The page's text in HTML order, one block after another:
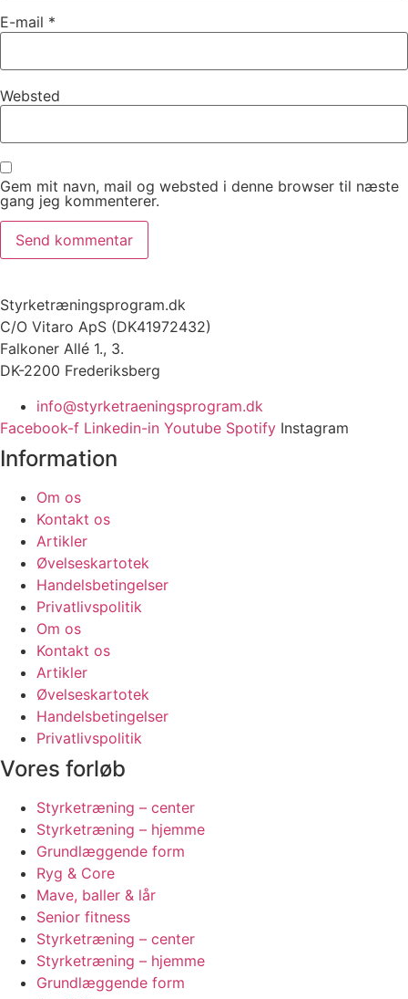
E-mail *
Websted
Gem mit navn, mail og websted i denne browser til næste
gang jeg kommenterer.
Styrketræningsprogram.dk
C/O Vitaro ApS (DK41972432)
Falkoner Allé 1., 3.
DK-2200 Frederiksberg
info@styrketraeningsprogram.dk
Facebook-f Linkedin-in Youtube Spotify Instagram
Information
Om os
Kontakt os
Artikler
Øvelseskartotek
Handelsbetingelser
Privatlivspolitik
Om os
Kontakt os
Artikler
Øvelseskartotek
Handelsbetingelser
Privatlivspolitik
Vores forløb
Styrketræning – center
Styrketræning – hjemme
Grundlæggende form
Ryg & Core
Mave, baller & lår
Senior fitness
Styrketræning – center
Styrketræning – hjemme
Grundlæggende form